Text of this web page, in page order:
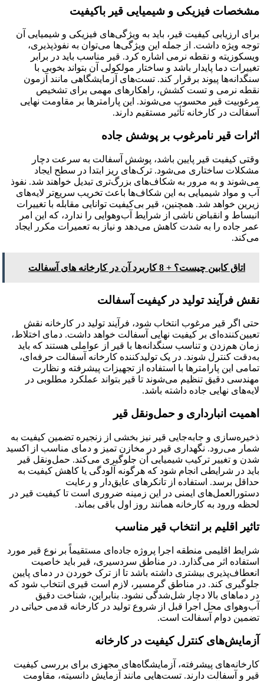
مشخصات فیزیکی و شیمیایی قیر باکیفیت
برای ارزیابی کیفیت قیر، باید به ویژگی‌های فیزیکی و شیمیایی آن
توجه ویژه داشت. از جمله این ویژگی‌ها می‌توان به نفوذپذیری،
ویسکوزیته و نقطه نرمی اشاره کرد. قیر مناسب باید در برابر
تغییرات دما پایدار باشد و ساختار مولکولی آن بتواند بخوبی با
سنگدانه‌ها پیوند برقرار کند. تست‌های آزمایشگاهی مانند آزمون
نقطه نرمی و تست کشش، راهکارهای مهمی برای تشخیص
مرغوبیت قیر محسوب می‌شوند. این پارامترها بر مقاومت نهایی
آسفالت در کارخانه تأثیر مستقیم دارند.
اثرات قیر نامرغوب بر پوشش جاده
وقتی کیفیت قیر پایین باشد، پوشش آسفالت به سرعت دچار
مشکلات ساختاری می‌شود. ترک‌های ریز ابتدا در سطح ایجاد
می‌شوند و به مرور به شکاف‌های بزرگ‌تری تبدیل خواهند شد. نفوذ
آب و مواد شیمیایی به این شکاف‌ها باعث تخریب سریع‌تر لایه‌های
زیرین خواهد شد. همچنین، قیر بی‌کیفیت توانایی مقابله با تغییرات
انبساط و انقباض ناشی از شرایط آب‌وهوایی را ندارد، که این امر
عمر جاده را به شدت کاهش می‌دهد و نیاز به تعمیرات مکرر ایجاد
می‌کند.
اتاق کابین چیست؟ + 8 کاربرد آن در کارخانه های آسفالت
نقش فرآیند تولید در کیفیت آسفالت
حتی اگر قیر مرغوب انتخاب شود، فرآیند تولید در کارخانه نقش
تعیین‌کننده‌ای بر کیفیت نهایی آسفالت خواهد داشت. دمای اختلاط،
زمان هم‌زدن و تناسب سنگدانه‌ها با قیر از عواملی هستند که باید
به‌دقت کنترل شوند. در یک تولیدکننده کارخانه آسفالت حرفه‌ای،
تمامی این پارامترها با استفاده از تجهیزات پیشرفته و نظارت
مهندسی دقیق تنظیم می‌شوند تا قیر بتواند عملکرد مطلوبی در
لایه‌های نهایی جاده داشته باشد.
اهمیت انبارداری و حمل‌ونقل قیر
ذخیره‌سازی و جابه‌جایی قیر نیز بخشی از زنجیره تضمین کیفیت به
شمار می‌رود. نگهداری قیر در مخازن تمیز و دمای مناسب از اکسید
شدن و تغییر ترکیب شیمیایی آن جلوگیری می‌کند. حمل‌ونقل قیر
باید در شرایطی انجام شود که هرگونه آلودگی یا کاهش کیفیت به
حداقل برسد. استفاده از تانکرهای عایق‌دار و رعایت
دستورالعمل‌های ایمنی در این زمینه ضروری است تا کیفیت قیر در
لحظه ورود به کارخانه همانند روز اول باقی بماند.
تاثیر اقلیم بر انتخاب قیر مناسب
شرایط اقلیمی منطقه اجرا پروژه جاده‌ای مستقیماً بر نوع قیر مورد
استفاده اثر می‌گذارد. در مناطق سردسیری، قیر باید خاصیت
انعطاف‌پذیری بیشتری داشته باشد تا از ترک خوردن در دمای پایین
جلوگیری کند. در مناطق گرمسیر، لازم است قیری انتخاب شود که
در دماهای بالا دچار شل‌شدگی نشود. بنابراین، شناخت دقیق
آب‌وهوای محل اجرا قبل از شروع تولید در کارخانه قدمی حیاتی در
تضمین دوام آسفالت است.
آزمایش‌های کنترل کیفیت در کارخانه
کارخانه‌های پیشرفته، آزمایشگاه‌های مجهزی برای بررسی کیفیت
قیر و آسفالت دارند. تست‌هایی مانند آزمایش دانسیته، مقاومت